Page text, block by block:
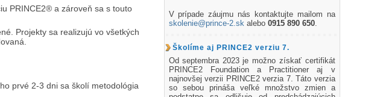
PRINCE2® a zároveň sa s touto
Projekty sa realizujú vo všetkých
prvé 2-3 dni sa školí metodológia
V prípade záujmu nás kontaktujte mailom na
skolenie@prince-2.skalebo 0915 890 650.
Školíme aj PRINCE2 verziu 7.
Od septembra 2023 je možno získať certifikát
PRINCE2 Foundation a Practitioner aj v
najnovšej verzii PRINCE2 verzia 7. Táto verzia
so sebou prináša veľké množstvo zmien a